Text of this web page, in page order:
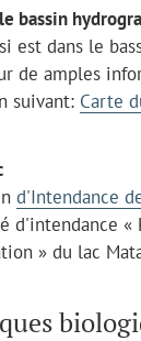
bassin
est dans le
de amples
suivant: Carte
d'Intendance
d'intendance «
» du lac